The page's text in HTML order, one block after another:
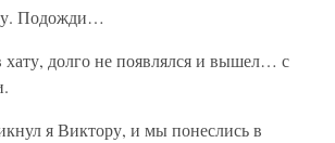
Подожди…
долго не появлялся и вышел… с
я Виктору, и мы понеслись в